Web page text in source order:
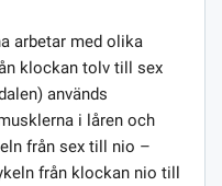
arbetar med olika
klockan tolv till sex
används
i låren och
från sex till nio –
från klockan nio till